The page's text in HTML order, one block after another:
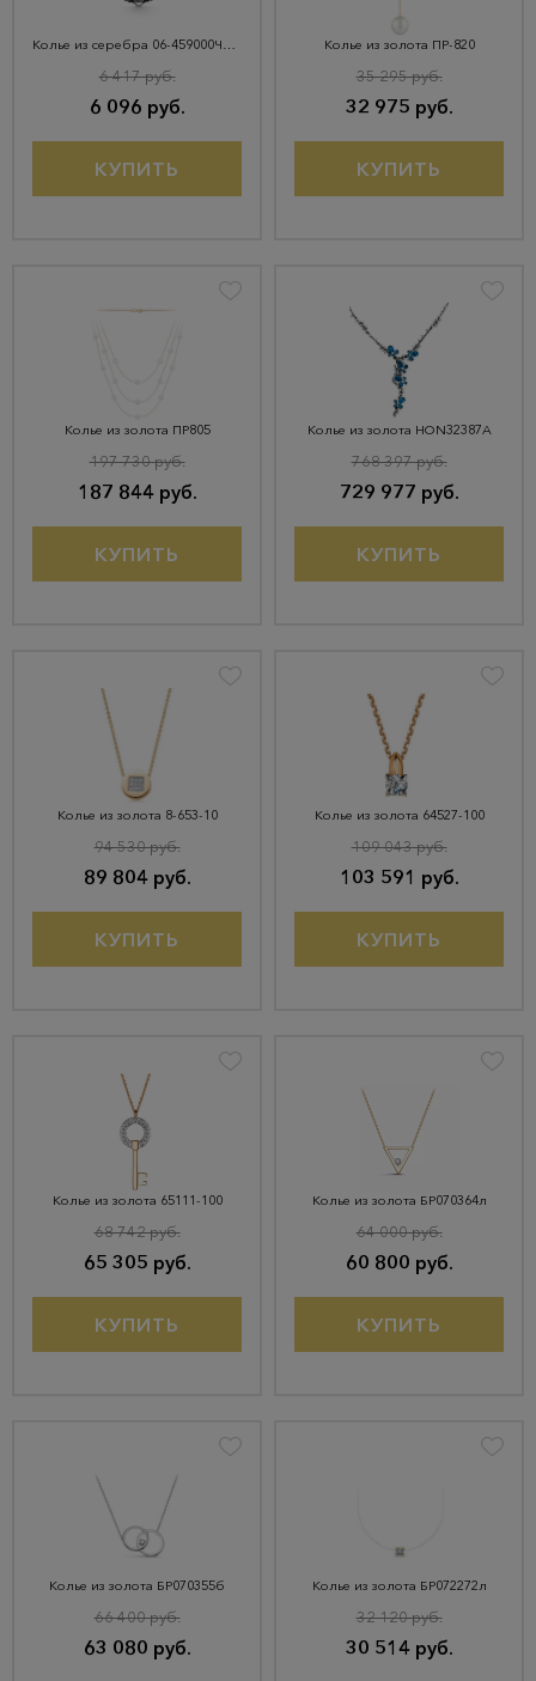
Колье из серебра 06-459000ЧШ-00
6 096 руб.
6 417 руб.
КУПИТЬ
Колье из золота ПР-820
32 975 руб.
35 295 руб.
КУПИТЬ
Колье из золота ПР805
187 844 руб.
197 730 руб.
КУПИТЬ
Колье из золота HON32387A
729 977 руб.
768 397 руб.
КУПИТЬ
Колье из золота 8-653-10
89 804 руб.
94 530 руб.
КУПИТЬ
Колье из золота 64527-100
103 591 руб.
109 043 руб.
КУПИТЬ
Колье из золота 65111-100
65 305 руб.
68 742 руб.
КУПИТЬ
Колье из золота БР070364л
60 800 руб.
64 000 руб.
КУПИТЬ
Колье из золота БР070355б
63 080 руб.
66 400 руб.
Колье из золота БР072272л
30 514 руб.
32 120 руб.